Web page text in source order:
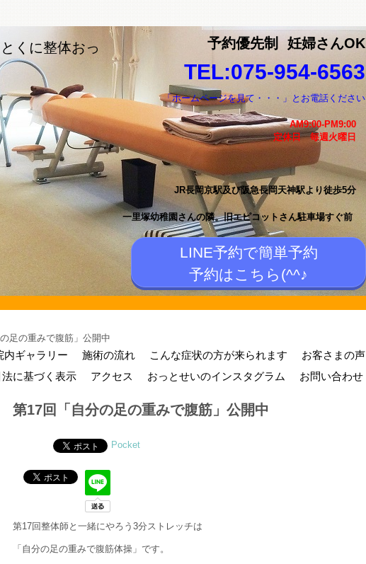
くに整体おっ
予約優先制 妊婦さんOK
TEL:075-954-6563
「ホームページを見て・・・」とお電話ください
AM9:00-PM9:00
定休日 毎週火曜日
JR長岡京駅及び阪急長岡天神駅より徒歩5分
一里塚幼稚園さんの隣。旧エピコットさん駐車場すぐ前
LINE予約で簡単予約
予約はこちら(^^♪
足の重みで腹筋」公開中
内ギャラリー 施術の流れ こんな症状の方が来られます お客さまの声
に基づく表示
アクセス おっとせいのインスタグラム お問い合わせ
第17回「自分の足の重みで腹筋」公開中
Pocket
第17回整体師と一緒にやろう3分ストレッチは
「自分の足の重みで腹筋体操」です。